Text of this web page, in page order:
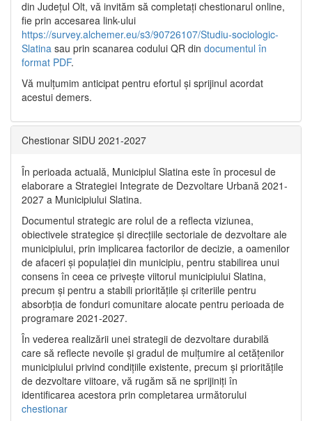
din Județul Olt, vă invităm să completați chestionarul online,
fie prin accesarea link-ului
https://survey.alchemer.eu/s3/90726107/Studiu-sociologic-
Slatina sau prin scanarea codului QR din documentul în
format PDF.
Vă mulţumim anticipat pentru efortul şi sprijinul acordat
acestui demers.
Chestionar SIDU 2021-2027
În perioada actuală, Municipiul Slatina este în procesul de
elaborare a Strategiei Integrate de Dezvoltare Urbană 2021‐
2027 a Municipiului Slatina.
Documentul strategic are rolul de a reflecta viziunea,
obiectivele strategice și direcțiile sectoriale de dezvoltare ale
municipiului, prin implicarea factorilor de decizie, a oamenilor
de afaceri și populației din municipiu, pentru stabilirea unui
consens în ceea ce privește viitorul municipiului Slatina,
precum și pentru a stabili prioritățile și criteriile pentru
absorbția de fonduri comunitare alocate pentru perioada de
programare 2021-2027.
În vederea realizării unei strategii de dezvoltare durabilă
care să reflecte nevoile și gradul de mulțumire al cetățenilor
municipiului privind condițiile existente, precum și prioritățile
de dezvoltare viitoare, vă rugăm să ne sprijiniți în
identificarea acestora prin completarea următorului
chestionar